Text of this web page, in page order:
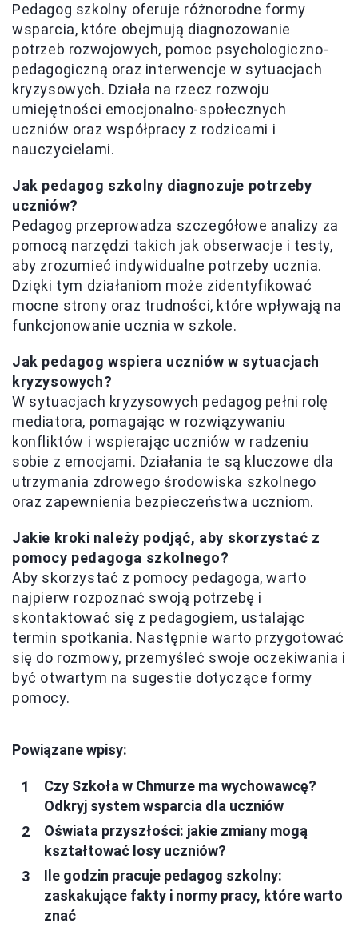
Pedagog szkolny oferuje różnorodne formy
wsparcia, które obejmują diagnozowanie
potrzeb rozwojowych, pomoc psychologiczno-
pedagogiczną oraz interwencje w sytuacjach
kryzysowych. Działa na rzecz rozwoju
umiejętności emocjonalno-społecznych
uczniów oraz współpracy z rodzicami i
nauczycielami.
Jak pedagog szkolny diagnozuje potrzeby
uczniów?
Pedagog przeprowadza szczegółowe analizy za
pomocą narzędzi takich jak obserwacje i testy,
aby zrozumieć indywidualne potrzeby ucznia.
Dzięki tym działaniom może zidentyfikować
mocne strony oraz trudności, które wpływają na
funkcjonowanie ucznia w szkole.
Jak pedagog wspiera uczniów w sytuacjach
kryzysowych?
W sytuacjach kryzysowych pedagog pełni rolę
mediatora, pomagając w rozwiązywaniu
konfliktów i wspierając uczniów w radzeniu
sobie z emocjami. Działania te są kluczowe dla
utrzymania zdrowego środowiska szkolnego
oraz zapewnienia bezpieczeństwa uczniom.
Jakie kroki należy podjąć, aby skorzystać z
pomocy pedagoga szkolnego?
Aby skorzystać z pomocy pedagoga, warto
najpierw rozpoznać swoją potrzebę i
skontaktować się z pedagogiem, ustalając
termin spotkania. Następnie warto przygotować
się do rozmowy, przemyśleć swoje oczekiwania i
być otwartym na sugestie dotyczące formy
pomocy.
Powiązane wpisy:
Czy Szkoła w Chmurze ma wychowawcę?
Odkryj system wsparcia dla uczniów
Oświata przyszłości: jakie zmiany mogą
kształtować losy uczniów?
Ile godzin pracuje pedagog szkolny:
zaskakujące fakty i normy pracy, które warto
znać